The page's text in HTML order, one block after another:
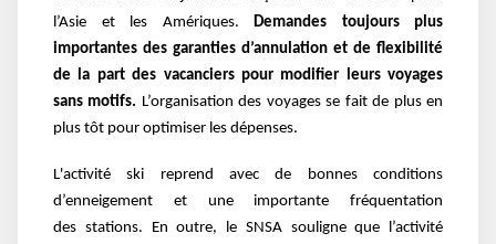
l’Asie et les Amériques.
Demandes toujours plus
importantes des garanties d’annulation et de flexibilité
de la part des vacanciers pour modifier leurs voyages
sans motifs. L’organisation des voyages se fait de plus en
plus tôt pour optimiser les dépenses.
L'activité ski reprend avec de bonnes conditions
d’enneigement et une importante fréquentation
des stations. En outre, l e SNSA souligne que l’activité